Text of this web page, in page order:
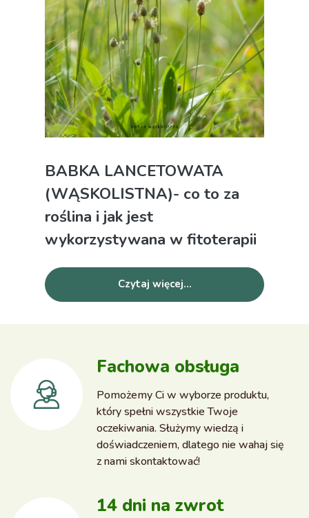
BABKA LANCETOWATA
(WĄSKOLISTNA)- co to za
roślina i jak jest
wykorzystywana w fitoterapii
Czytaj więcej...
Fachowa obsługa
Pomożemy Ci w wyborze produktu,
który spełni wszystkie Twoje
oczekiwania. Służymy wiedzą i
doświadczeniem, dlatego nie wahaj się
z nami skontaktować!
14 dni na zwrot